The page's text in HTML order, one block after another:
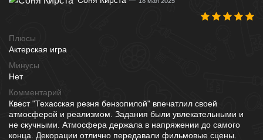
Плюсы
Актерская игра
Минусы
Нет
Комментарий
Квест "Техасская резня бензопилой" впечатлил своей
атмосферой и реализмом. Задания были увлекательными и
не скучными. Атмосфера держала в напряжении до самого
конца. Декорации отлично передавали фильмовые сцены.